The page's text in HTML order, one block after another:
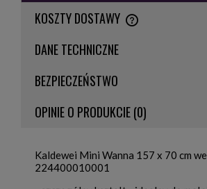
KOSZTY DOSTAWY
CENA NIE ZAWIERA EWENTUALNYCH KOSZTÓW
DANE TECHNICZNE
BEZPIECZEŃSTWO
OPINIE O PRODUKCIE (0)
Kaldewei Mini Wanna 157 x 70 cm
224400010001